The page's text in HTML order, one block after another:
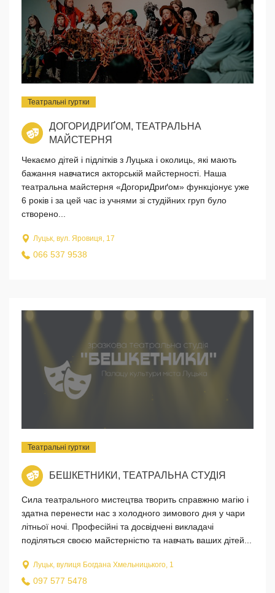
Театральні гуртки
ДОГОРИДРИҐОМ, ТЕАТРАЛЬНА
МАЙСТЕРНЯ
Чекаємо дітей і підлітків з Луцька і околиць, які мають
бажання навчатися акторській майстерності. Наша
театральна майстерня «ДогориДриґом» функціонує уже
6 років і за цей час із учнями зі студійних груп було
створено...
Луцьк, вул. Яровиця, 17
066 537 9538
Театральні гуртки
БЕШКЕТНИКИ, ТЕАТРАЛЬНА СТУДІЯ
Сила театрального мистецтва творить справжню магію і
здатна перенести нас з холодного зимового дня у чари
літньої ночі. Професійні та досвідчені викладачі
поділяться своєю майстерністю та навчать ваших дітей...
Луцьк, вулиця Богдана Хмельницького, 1
097 577 5478